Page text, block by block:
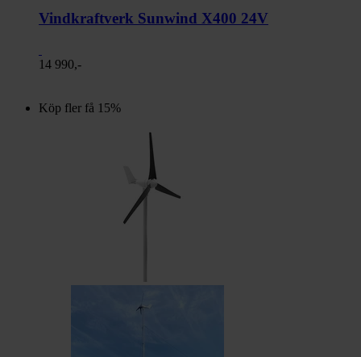
Vindkraftverk Sunwind X400 24V
14 990,-
Köp fler få 15%